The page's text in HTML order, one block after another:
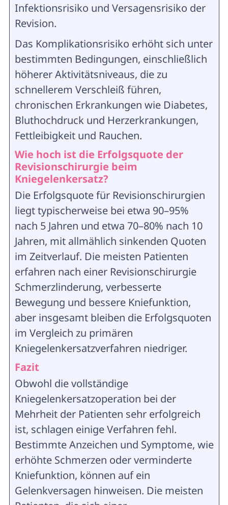
Infektionsrisiko und Versagensrisiko der
Revision.
Das Komplikationsrisiko erhöht sich unter
bestimmten Bedingungen, einschließlich
höherer Aktivitätsniveaus, die zu
schnellerem Verschleiß führen,
chronischen Erkrankungen wie Diabetes,
Bluthochdruck und Herzerkrankungen,
Fettleibigkeit und Rauchen.
Wie hoch ist die Erfolgsquote der
Revisionschirurgie beim
Kniegelenkersatz?
Die Erfolgsquote für Revisionschirurgien
liegt typischerweise bei etwa 90–95%
nach 5 Jahren und etwa 70–80% nach 10
Jahren, mit allmählich sinkenden Quoten
im Zeitverlauf. Die meisten Patienten
erfahren nach einer Revisionschirurgie
Schmerzlinderung, verbesserte
Bewegung und bessere Kniefunktion,
aber insgesamt bleiben die Erfolgsquoten
im Vergleich zu primären
Kniegelenkersatzverfahren niedriger.
Fazit
Obwohl die vollständige
Kniegelenkersatzoperation bei der
Mehrheit der Patienten sehr erfolgreich
ist, schlagen einige Verfahren fehl.
Bestimmte Anzeichen und Symptome, wie
erhöhte Schmerzen oder verminderte
Kniefunktion, können auf ein
Gelenkversagen hinweisen. Die meisten